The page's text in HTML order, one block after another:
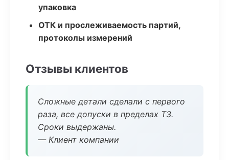
упаковка
ОТК и прослеживаемость партий,
протоколы измерений
Отзывы клиентов
Сложные детали сделали с первого
раза, все допуски в пределах ТЗ.
Сроки выдержаны.
— Клиент компании